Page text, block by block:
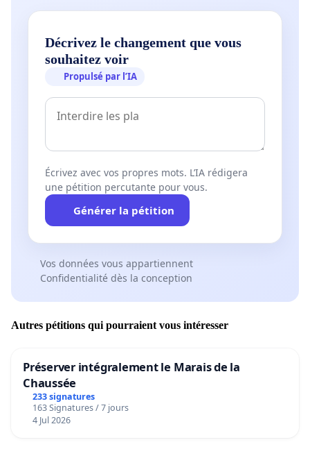
Décrivez le changement que vous
souhaitez voir
Propulsé par l’IA
Écrivez avec vos propres mots. L’IA rédigera
une pétition percutante pour vous.
Générer la pétition
Vos données vous appartiennent
Confidentialité dès la conception
Autres pétitions qui pourraient vous intéresser
Préserver intégralement le Marais de la
Chaussée
233 signatures
163 Signatures / 7 jours
4 Jul 2026